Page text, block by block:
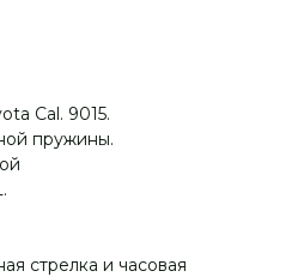
Cal. 9015.
пружины.
стрелка и часовая